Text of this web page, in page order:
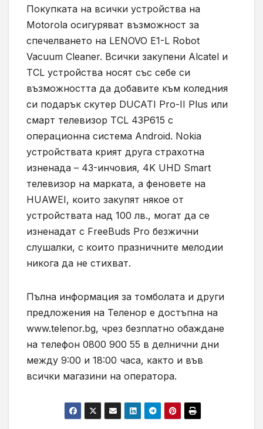
Покупката на всички устройства на
Motorola осигуряват възможност за
спечелването на LENOVO E1-L Robot
Vacuum Cleaner. Всички закупени Alcatel и
TCL устройства носят със себе си
възможността да добавите към коледния
си подарък скутер DUCATI Pro-II Plus или
смарт телевизор TCL 43P615 с
операционна система Android. Nokia
устройствата крият друга страхотна
изненада – 43-инчовия, 4K UHD Smart
телевизор на марката, а феновете на
HUAWEI, които закупят някое от
устройствата над 100 лв., могат да се
изненадат с FreeBuds Pro безжични
слушалки, с които празничните мелодии
никога да не стихват.
Пълна информация за томболата и други
предложения на Теленор е достъпна на
www.telenor.bg, чрез безплатно обаждане
на телефон 0800 900 55 в делнични дни
между 9:00 и 18:00 часа, както и във
всички магазини на оператора.